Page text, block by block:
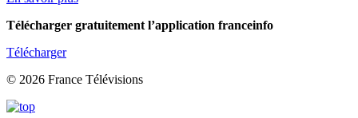
Télécharger gratuitement l’application franceinfo
Télécharger
© 2026 France Télévisions